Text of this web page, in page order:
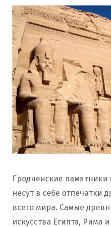
Гродненские памятники
несут в себе отпечатки
всего мира. Самые
искусства Египта, Рима